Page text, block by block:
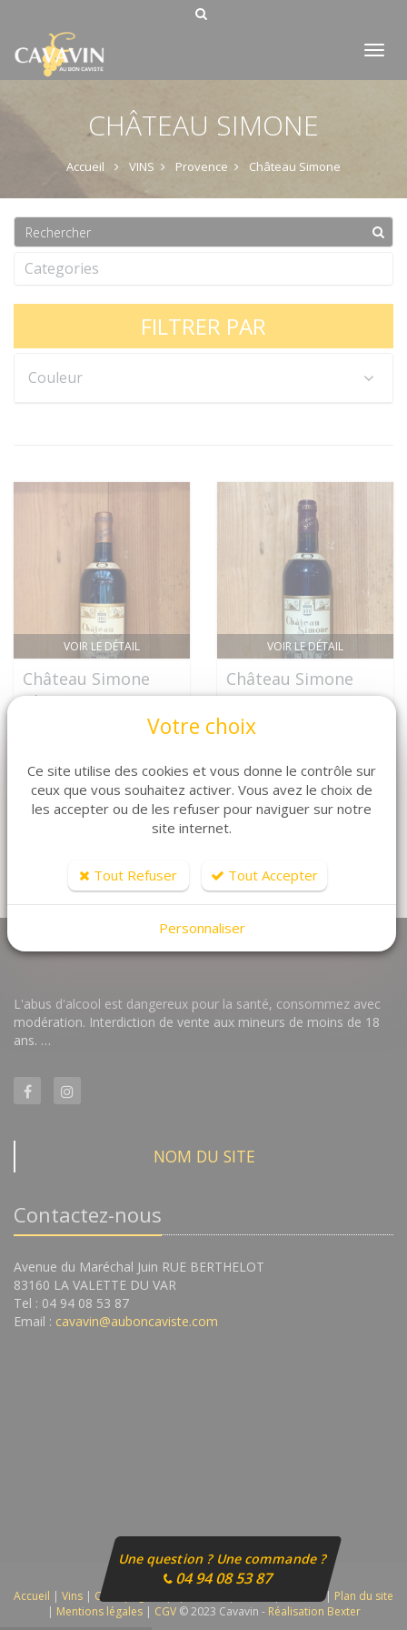
CHÂTEAU SIMONE
Accueil VINS Provence Château Simone
Categories
FILTRER PAR
Couleur
VOIR LE DÉTAIL
Château Simone
Blanc
Nous Consulter
VOIR LE DÉTAIL
Château Simone
Rouge
L'abus d'alcool est dangereux pour la santé, consommez avec
modération. Interdiction de vente aux mineurs de moins de 18
ans. …
NOM DU SITE
Contactez-nous
Avenue du Maréchal Juin RUE BERTHELOT
83160 LA VALETTE DU VAR
Tel : 04 94 08 53 87
Email : cavavin@auboncaviste.com
Accueil | Vins | Champagnes Contact| Plan du site
| Mentions légales | CGV © 2023 Cavavin - Réalisation Bexter
Une question ? Une commande ?
04 94 08 53 87
Votre choix
Ce site utilise des cookies et vous donne le contrôle sur
ceux que vous souhaitez activer. Vous avez le choix de
les accepter ou de les refuser pour naviguer sur notre
site internet.
Tout Refuser Tout Accepter
Personnaliser